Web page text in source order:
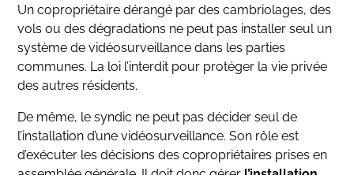
Un copropriétaire dérangé par des cambriolages, des
vols ou des dégradations ne peut pas installer seul un
système de vidéosurveillance dans les parties
communes. La loi l’interdit pour protéger la vie privée
des autres résidents.
De même, le syndic ne peut pas décider seul de
l’installation d’une vidéosurveillance. Son rôle est
d’exécuter les décisions des copropriétaires prises en